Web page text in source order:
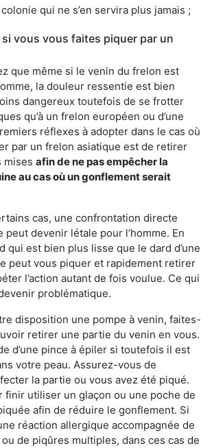
qui ne s’en servira plus jamais ;
vous vous faites piquer par un
que même si le venin du frelon est
la douleur ressentie est bien
dangereux toutefois de se frotter
qu’à un frelon européen ou d’une
réflexes à adopter dans le cas où
par un frelon asiatique est de retirer
mises afin de ne pas empêcher la
au cas où un gonflement serait
cas, une confrontation directe
peut devenir létale pour l’homme. En
qui est bien plus lisse que le dard d’une
peut vous piquer et rapidement retirer
l’action autant de fois voulue. Ce qui
problématique.
disposition une pompe à venin, faites-
retirer une partie du venin en vous.
d’une pince à épiler si toutefois il est
votre peau. Assurez-vous de
la partie ou vous avez été piqué.
finir utiliser un glaçon ou une poche de
afin de réduire le gonflement. Si
réaction allergique accompagnée de
de piqûres multiples, dans ces cas de